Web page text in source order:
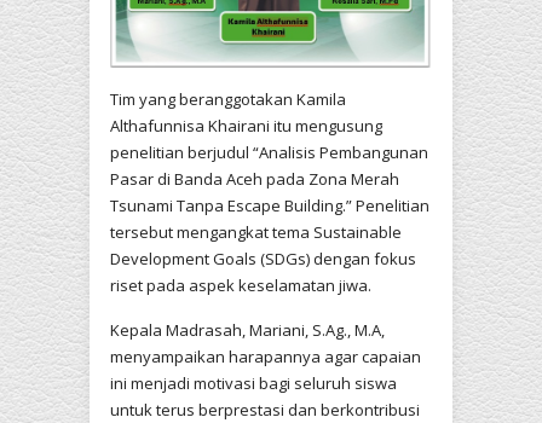
Tim yang beranggotakan Kamila
Althafunnisa Khairani itu mengusung
penelitian berjudul “Analisis Pembangunan
Pasar di Banda Aceh pada Zona Merah
Tsunami Tanpa Escape Building.” Penelitian
tersebut mengangkat tema Sustainable
Development Goals (SDGs) dengan fokus
riset pada aspek keselamatan jiwa.
Kepala Madrasah, Mariani, S.Ag., M.A,
menyampaikan harapannya agar capaian
ini menjadi motivasi bagi seluruh siswa
untuk terus berprestasi dan berkontribusi